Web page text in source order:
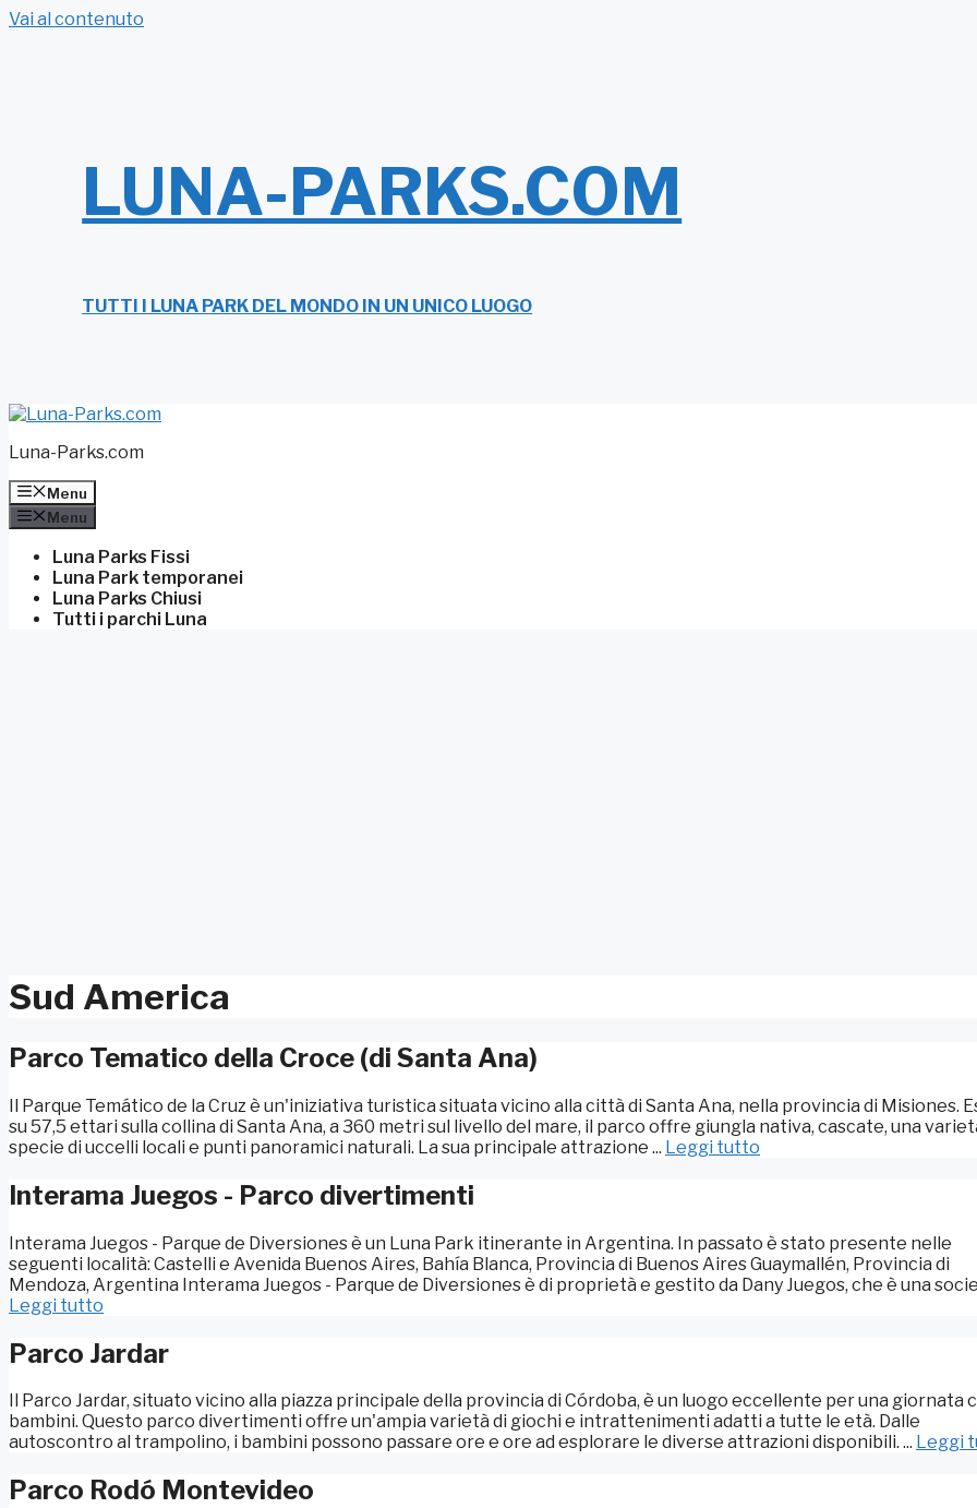
Vai al contenuto
LUNA-PARKS.COM
TUTTI I LUNA PARK DEL MONDO IN UN UNICO LUOGO
Luna-Parks.com
Menu
Menu
Luna Parks Fissi
Luna Park temporanei
Luna Parks Chiusi
Tutti i parchi Luna
Sud America
Parco Tematico della Croce (di Santa Ana)
Il Parque Temático de la Cruz è un'iniziativa turistica situata vicino alla città di Santa Ana, nella provincia di Misiones.
su 57,5 ettari sulla collina di Santa Ana, a 360 metri sul livello del mare, il parco offre giungla nativa, cascate, una
specie di uccelli locali e punti panoramici naturali. La sua principale attrazione ... Leggi tutto
Interama Juegos - Parco divertimenti
Interama Juegos - Parque de Diversiones è un Luna Park itinerante in Argentina. In passato è stato presente nelle
seguenti località: Castelli e Avenida Buenos Aires, Bahía Blanca, Provincia di Buenos Aires Guaymallén, Provincia di
Mendoza, Argentina Interama Juegos - Parque de Diversiones è di proprietà e gestito da Dany Juegos, che è una
Leggi tutto
Parco Jardar
Il Parco Jardar, situato vicino alla piazza principale della provincia di Córdoba, è un luogo eccellente per una giornata
bambini. Questo parco divertimenti offre un'ampia varietà di giochi e intrattenimenti adatti a tutte le età. Dalle
autoscontro al trampolino, i bambini possono passare ore e ore ad esplorare le diverse attrazioni disponibili. ... Leggi
Parco Rodó Montevideo